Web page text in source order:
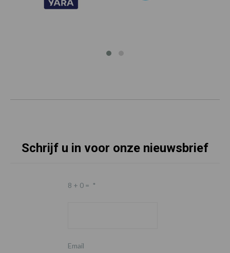
Schrijf u in voor onze nieuwsbrief
8 + 0 = *
Email